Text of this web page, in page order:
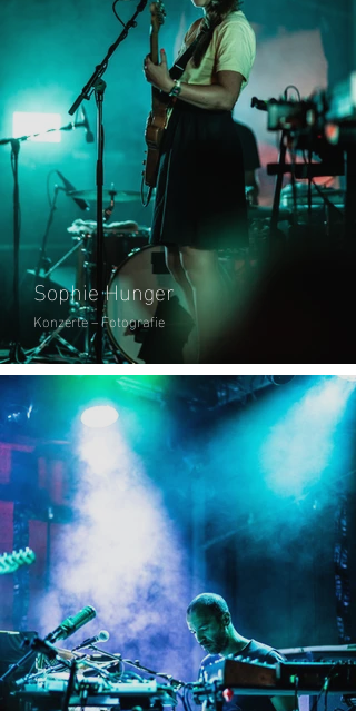
Sophie Hunger
Konzerte – Fotografie